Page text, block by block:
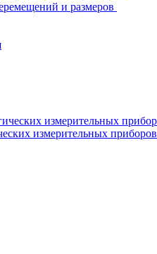
и размеров
измерительных приборов